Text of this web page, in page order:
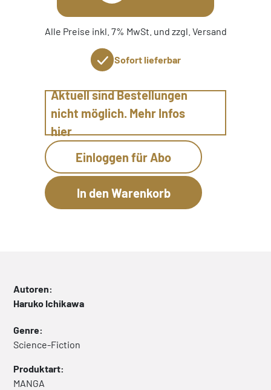
Alle Preise inkl. 7% MwSt. und zzgl. Versand
Sofort lieferbar
Aktuell sind Bestellungen
nicht möglich. Mehr Infos
hier
Einloggen für Abo
Autoren:
Haruko Ichikawa
Genre:
Science-Fiction
Produktart:
MANGA